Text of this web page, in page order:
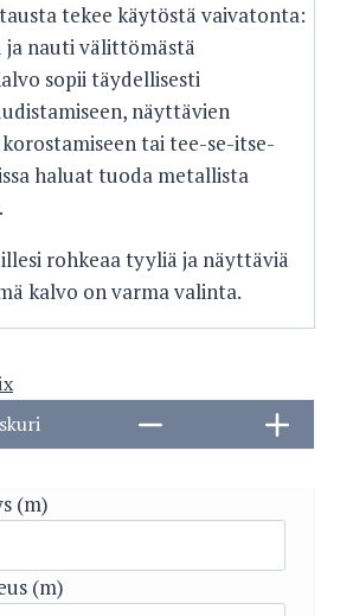
tekee käytöstä vaivatonta:
ja nauti välittömästä
sopii täydellisesti
näyttävien
tai tee-se-itse-
haluat tuoda metallista
rohkeaa tyyliä ja näyttäviä
kalvo on varma valinta.
(m)
(m)